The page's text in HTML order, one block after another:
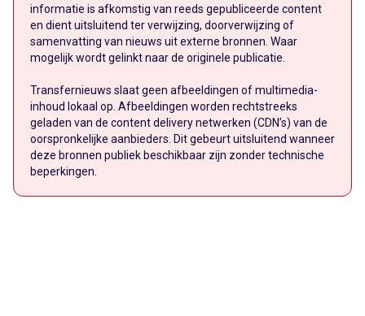
informatie is afkomstig van reeds gepubliceerde content
en dient uitsluitend ter verwijzing, doorverwijzing of
samenvatting van nieuws uit externe bronnen. Waar
mogelijk wordt gelinkt naar de originele publicatie.
Transfernieuws slaat geen afbeeldingen of multimedia-
inhoud lokaal op. Afbeeldingen worden rechtstreeks
geladen van de content delivery netwerken (CDN’s) van de
oorspronkelijke aanbieders. Dit gebeurt uitsluitend wanneer
deze bronnen publiek beschikbaar zijn zonder technische
beperkingen.